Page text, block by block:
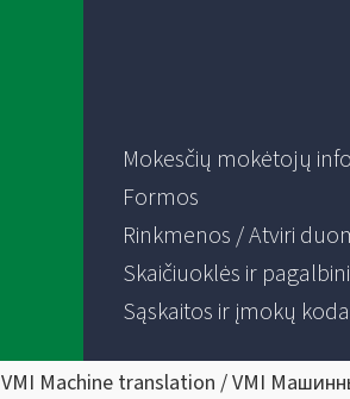
Mokesčių mokėtojų
Formos
Rinkmenos / Atviri
Skaičiuoklės ir
Sąskaitos ir įmokų
VMI Machine translation / VMI